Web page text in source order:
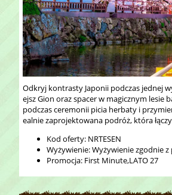
Odkryj kontrasty Japonii podczas jednej
ejsz Gion oraz spacer w magicznym lesie
podczas ceremonii picia herbaty i
ealnie zaprojektowana podróż, która
Kod oferty: NRTESEN
Wyżywienie: Wyżywienie zgodnie
Promocja: First Minute,LATO 27